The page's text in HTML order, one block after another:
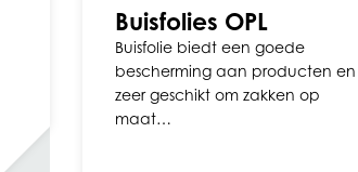
Buisfolies OPL
Buisfolie biedt een goede
bescherming aan producten en
zeer geschikt om zakken op
maat…